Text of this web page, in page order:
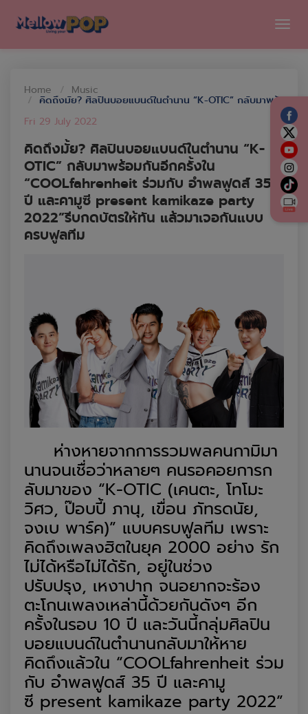
Home Music
คิดถึงมั้ย? ศิลปินบอยแบนด์ในตำนาน “K-OTIC” กลับมาพร้อมกันอีกครั้งใน “COOLfahrenheit ร่วมกับ อำพลฟูดส์ 35 ปี และคามูซี present kamikaze party 2022”รีบกดบัตรให้ทัน แล้วมาเจอกันแบบครบฟูลทีม
Fri 29 July 2022
คิดถึงมั้ย? ศิลปินบอยแบนด์ในตำนาน “K-
OTIC” กลับมาพร้อมกันอีกครั้งใน
“COOLfahrenheit ร่วมกับ อำพลฟูดส์ 35
ปี และคามูซี present kamikaze party
2022”รีบกดบัตรให้ทัน แล้วมาเจอกันแบบ
ครบฟูลทีม
ห่างหายจากการรวมพลคนกามิมา
นานจนเชื่อว่าหลายๆ คนรอคอยการก
ลับมาของ “K-OTIC (เคนตะ, โทโมะ
วิศว, ป๊อบปี้ ภานุ, เขื่อน ภัทรดนัย,
จงเบ พาร์ค)” แบบครบฟูลทีม เพราะ
คิดถึงเพลงฮิตในยุค 2000 อย่าง รัก
ไม่ได้หรือไม่ได้รัก, อยู่ในช่วง
ปรับปรุง, เหงาปาก จนอยากจะร้อง
ตะโกนเพลงเหล่านี้ด้วยกันดังๆ อีก
ครั้งในรอบ 10 ปี และวันนี้กลุ่มศิลปิน
บอยแบนด์ในตำนานกลับมาให้หาย
คิดถึงแล้วใน “COOLfahrenheit ร่วม
กับ อำพลฟูดส์ 35 ปี และคามู
ซี present kamikaze party 2022”